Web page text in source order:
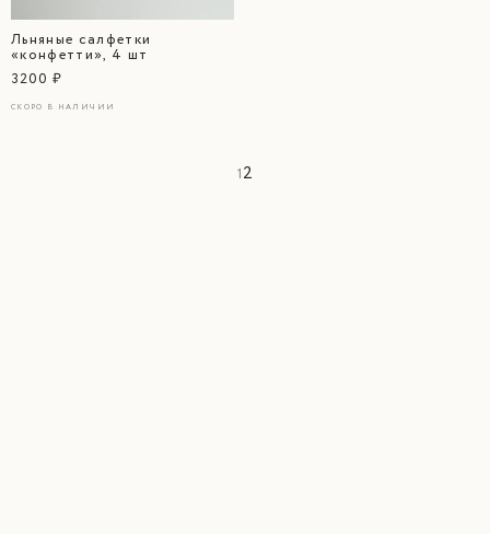
Льняные салфетки
«конфетти», 4 шт
3200 ₽
СКОРО В НАЛИЧИИ
12